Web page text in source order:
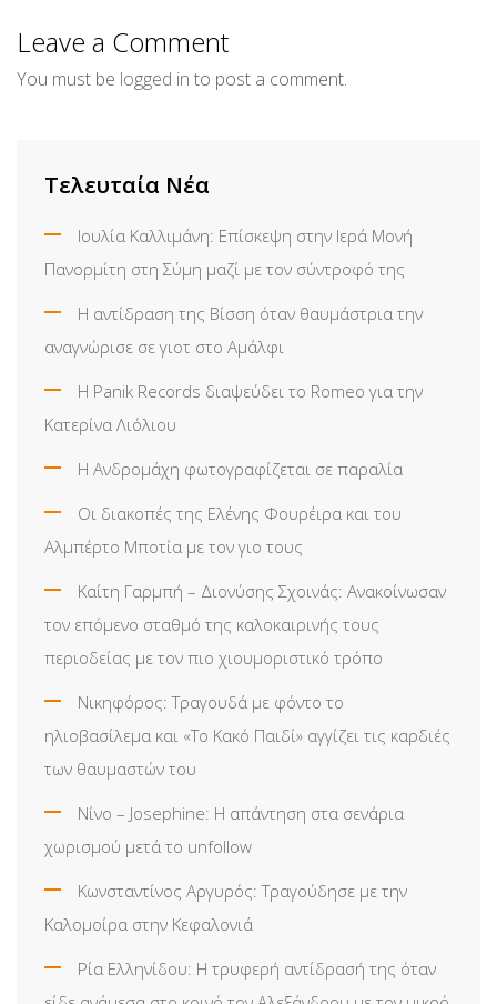
Leave a Comment
You must be logged in to post a comment.
Τελευταία Νέα
Ιουλία Καλλιμάνη: Επίσκεψη στην Ιερά Μονή
Πανορμίτη στη Σύμη μαζί με τον σύντροφό της
Η αντίδραση της Βίσση όταν θαυμάστρια την
αναγνώρισε σε γιοτ στο Αμάλφι
Η Panik Records διαψεύδει το Romeo για την
Κατερίνα Λιόλιου
Η Ανδρομάχη φωτογραφίζεται σε παραλία
Οι διακοπές της Ελένης Φουρέιρα και του
Αλμπέρτο Μποτία με τον γιο τους
Καίτη Γαρμπή – Διονύσης Σχοινάς: Ανακοίνωσαν
τον επόμενο σταθμό της καλοκαιρινής τους
περιοδείας με τον πιο χιουμοριστικό τρόπο
Νικηφόρος: Τραγουδά με φόντο το
ηλιοβασίλεμα και «Το Κακό Παιδί» αγγίζει τις καρδιές
των θαυμαστών του
Νίνο – Josephine: Η απάντηση στα σενάρια
χωρισμού μετά το unfollow
Κωνσταντίνος Αργυρός: Τραγούδησε με την
Καλομοίρα στην Κεφαλονιά
Ρία Ελληνίδου: H τρυφερή αντίδρασή της όταν